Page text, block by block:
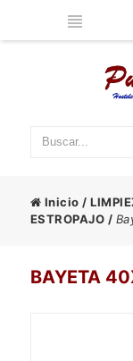
Inicio /
ESTROPAJO /
BAYETA